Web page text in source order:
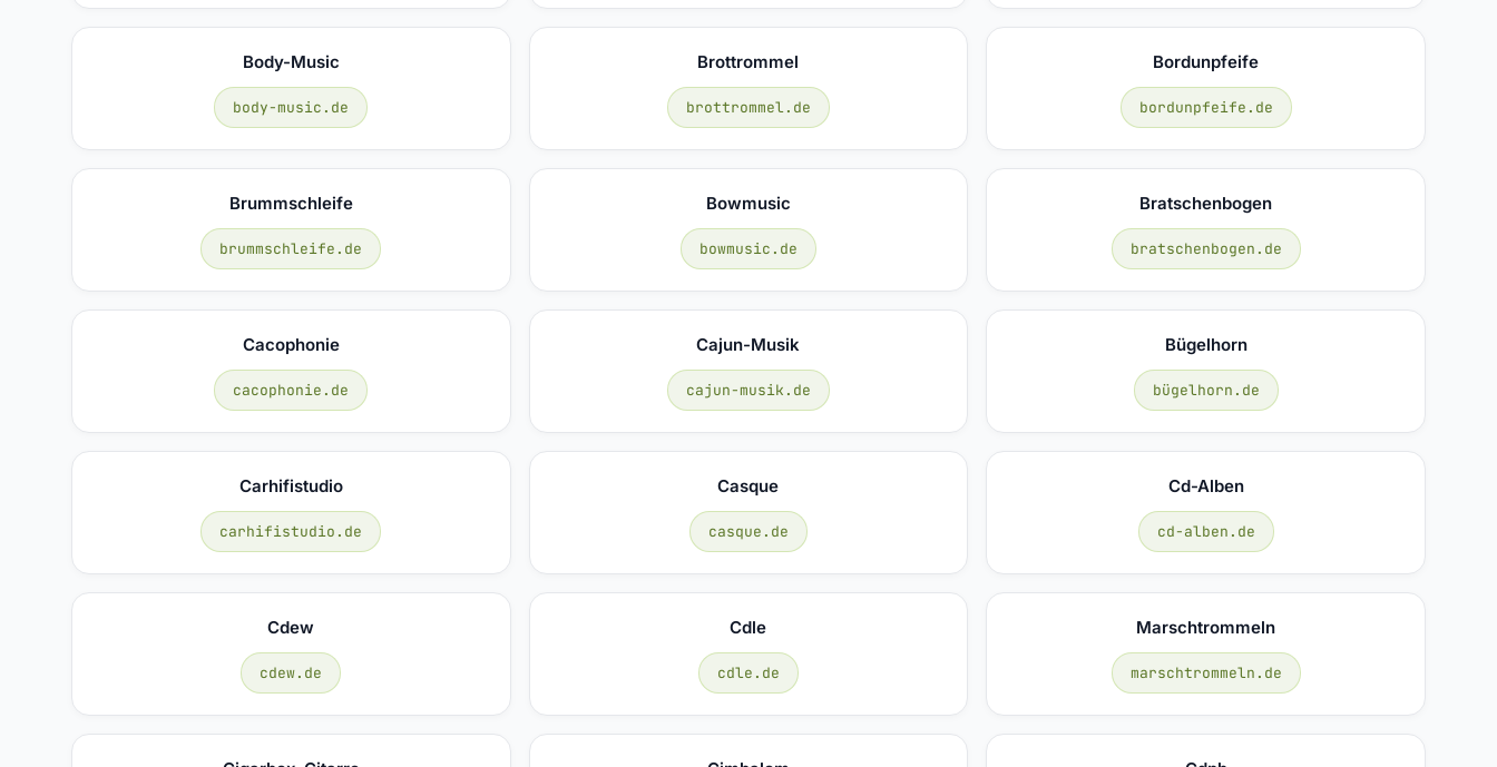
Body-Music
body-music.de
Brottrommel
brottrommel.de
Bordunpfeife
bordunpfeife.de
Brummschleife
brummschleife.de
Bowmusic
bowmusic.de
Bratschenbogen
bratschenbogen.de
Cacophonie
cacophonie.de
Cajun-Musik
cajun-musik.de
Bügelhorn
bügelhorn.de
Carhifistudio
carhifistudio.de
Casque
casque.de
Cd-Alben
cd-alben.de
Cdew
cdew.de
Cdle
cdle.de
Marschtrommeln
marschtrommeln.de